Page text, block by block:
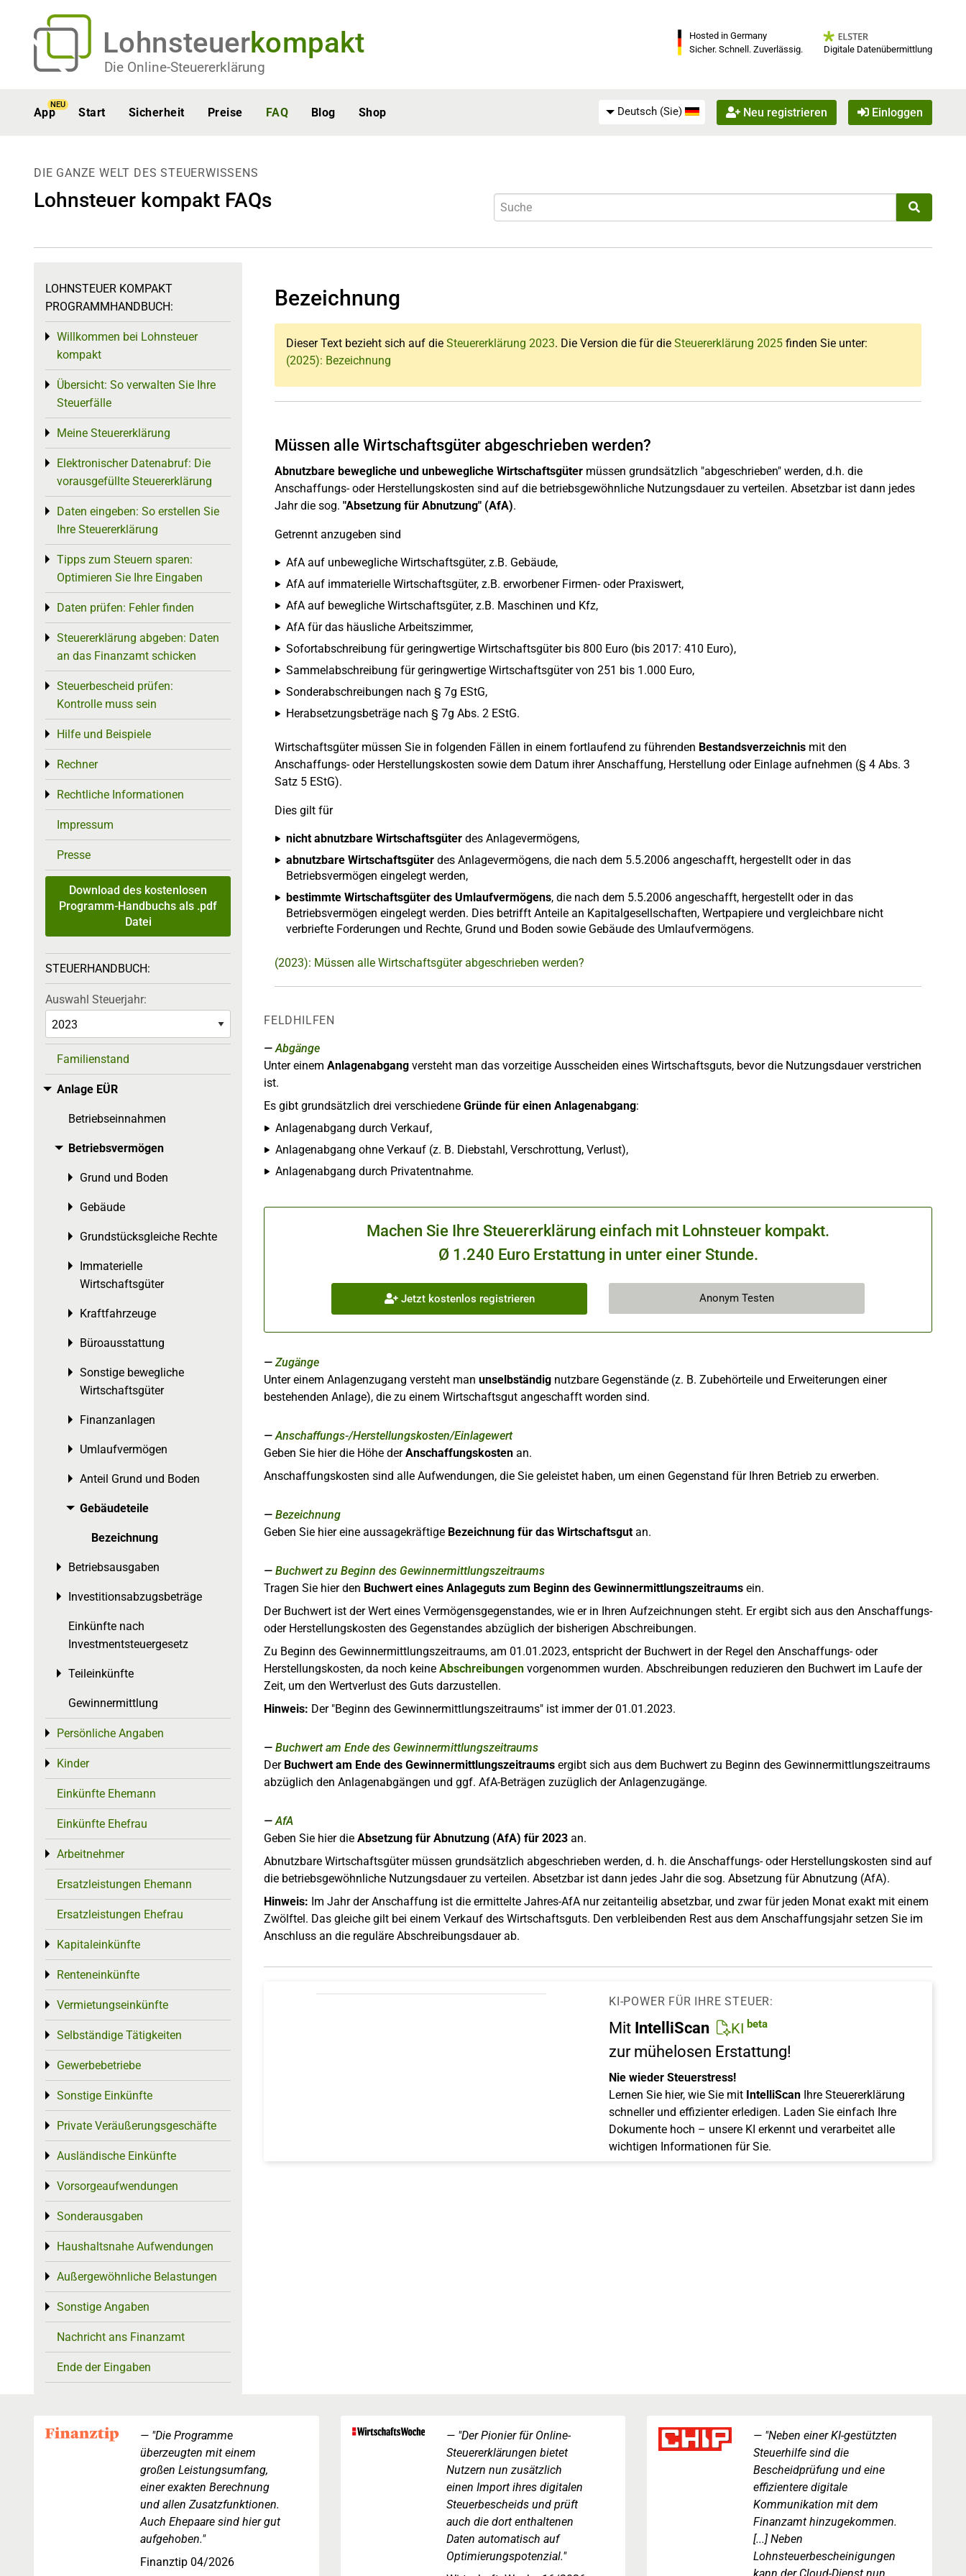
Lohnsteuerkompakt
Die Online-Steuererklärung
Hosted in Germany
Sicher. Schnell. Zuverlässig.
Digitale Datenübermittlung
App
NEU
Start Sicherheit Preise FAQ Blog Shop Deutsch (Sie) Neu registrieren Einloggen
DIE GANZE WELT DES STEUERWISSENS
Lohnsteuer kompakt FAQs
Bezeichnung
Dieser Text bezieht sich auf die Steuererklärung 2023. Die Version die für die Steuererklärung 2025 finden Sie unter:
(2025): Bezeichnung
Müssen alle Wirtschaftsgüter abgeschrieben werden?
Abnutzbare bewegliche und unbewegliche Wirtschaftsgüter müssen grundsätzlich "abgeschrieben" werden, d.h. die
Anschaffungs- oder Herstellungskosten sind auf die betriebsgewöhnliche Nutzungsdauer zu verteilen. Absetzbar ist dann jedes
Jahr die sog. "Absetzung für Abnutzung" (AfA).
Getrennt anzugeben sind
AfA auf unbewegliche Wirtschaftsgüter, z.B. Gebäude,
AfA auf immaterielle Wirtschaftsgüter, z.B. erworbener Firmen- oder Praxiswert,
AfA auf bewegliche Wirtschaftsgüter, z.B. Maschinen und Kfz,
AfA für das häusliche Arbeitszimmer,
Sofortabschreibung für geringwertige Wirtschaftsgüter bis 800 Euro (bis 2017: 410 Euro),
Sammelabschreibung für geringwertige Wirtschaftsgüter von 251 bis 1.000 Euro,
Sonderabschreibungen nach § 7g EStG,
Herabsetzungsbeträge nach § 7g Abs. 2 EStG.
Wirtschaftsgüter müssen Sie in folgenden Fällen in einem fortlaufend zu führenden Bestandsverzeichnis mit den
Anschaffungs- oder Herstellungskosten sowie dem Datum ihrer Anschaffung, Herstellung oder Einlage aufnehmen (§ 4 Abs. 3
Satz 5 EStG).
Dies gilt für
nicht abnutzbare Wirtschaftsgüter des Anlagevermögens,
abnutzbare Wirtschaftsgüter des Anlagevermögens, die nach dem 5.5.2006 angeschafft, hergestellt oder in das
Betriebsvermögen eingelegt werden,
bestimmte Wirtschaftsgüter des Umlaufvermögens, die nach dem 5.5.2006 angeschafft, hergestellt oder in das
Betriebsvermögen eingelegt werden. Dies betrifft Anteile an Kapitalgesellschaften, Wertpapiere und vergleichbare nicht
verbriefte Forderungen und Rechte, Grund und Boden sowie Gebäude des Umlaufvermögens.
(2023): Müssen alle Wirtschaftsgüter abgeschrieben werden?
FELDHILFEN
Abgänge
Unter einem Anlagenabgang versteht man das vorzeitige Ausscheiden eines Wirtschaftsguts, bevor die Nutzungsdauer verstrichen
ist.
Es gibt grundsätzlich drei verschiedene Gründe für einen Anlagenabgang:
Anlagenabgang durch Verkauf,
Anlagenabgang ohne Verkauf (z. B. Diebstahl, Verschrottung, Verlust),
Anlagenabgang durch Privatentnahme.
Machen Sie Ihre Steuererklärung einfach mit Lohnsteuer kompakt.
Ø 1.240 Euro Erstattung in unter einer Stunde.
Jetzt kostenlos registrieren Anonym Testen
Zugänge
Unter einem Anlagenzugang versteht man unselbständig nutzbare Gegenstände (z. B. Zubehörteile und Erweiterungen einer
bestehenden Anlage), die zu einem Wirtschaftsgut angeschafft worden sind.
Anschaffungs-/Herstellungskosten/Einlagewert
Geben Sie hier die Höhe derAnschaffungskosten an.
Anschaffungskosten sind alle Aufwendungen, die Sie geleistet haben, um einen Gegenstand für Ihren Betrieb zu erwerben.
Bezeichnung
Geben Sie hier eine aussagekräftige Bezeichnung für das Wirtschaftsgutan.
Buchwert zu Beginn des Gewinnermittlungszeitraums
Tragen Sie hier den Buchwert eines Anlageguts zum Beginn des Gewinnermittlungszeitraums ein.
Der Buchwert ist der Wert eines Vermögensgegenstandes, wie er in Ihren Aufzeichnungen steht. Er ergibt sich aus den Anschaffungs-
oder Herstellungskosten des Gegenstandes abzüglich der bisherigen Abschreibungen.
Zu Beginn des Gewinnermittlungszeitraums, am 01.01.2023, entspricht der Buchwert in der Regel den Anschaffungs- oder
Herstellungskosten, da noch keine Abschreibungen vorgenommen wurden. Abschreibungen reduzieren den Buchwert im Laufe der
Zeit, um den Wertverlust des Guts darzustellen.
Hinweis: Der "Beginn des Gewinnermittlungszeitraums" ist immer der 01.01.2023.
Buchwert am Ende des Gewinnermittlungszeitraums
Der Buchwert am Ende des Gewinnermittlungszeitraums ergibt sich aus dem Buchwert zu Beginn des Gewinnermittlungszeitraums
abzüglich den Anlagenabgängen und ggf. AfA-Beträgen zuzüglich der Anlagenzugänge.
AfA
Geben Sie hier die Absetzung für Abnutzung (AfA) für 2023 an.
Abnutzbare Wirtschaftsgüter müssen grundsätzlich abgeschrieben werden, d. h. die Anschaffungs- oder Herstellungskosten sind auf
die betriebsgewöhnliche Nutzungsdauer zu verteilen. Absetzbar ist dann jedes Jahr die sog. Absetzung für Abnutzung (AfA).
Hinweis: Im Jahr der Anschaffung ist die ermittelte Jahres-AfA nur zeitanteilig absetzbar, und zwar für jeden Monat exakt mit einem
Zwölftel. Das gleiche gilt bei einem Verkauf des Wirtschaftsguts. Den verbleibenden Rest aus dem Anschaffungsjahr setzen Sie im
Anschluss an die reguläre Abschreibungsdauer ab.
KI-POWER FÜR IHRE STEUER:
Mit IntelliScan KI beta
zur mühelosen Erstattung!
Nie wieder Steuerstress!
Lernen Sie hier, wie Sie mit IntelliScan Ihre Steuererklärung
schneller und effizienter erledigen. Laden Sie einfach Ihre
Dokumente hoch – unsere KI erkennt und verarbeitet alle
wichtigen Informationen für Sie.
LOHNSTEUER KOMPAKT
PROGRAMMHANDBUCH:
Willkommen bei Lohnsteuer
kompakt
Toggle menu
Übersicht: So verwalten Sie Ihre
Steuerfälle
Toggle menu
Meine Steuererklärung
Toggle menu
Elektronischer Datenabruf: Die
vorausgefüllte Steuererklärung
Toggle menu
Daten eingeben: So erstellen Sie
Ihre Steuererklärung
Toggle menu
Tipps zum Steuern sparen:
Optimieren Sie Ihre Eingaben
Toggle menu
Daten prüfen: Fehler finden
Toggle menu
Steuererklärung abgeben: Daten
an das Finanzamt schicken
Toggle menu
Steuerbescheid prüfen:
Kontrolle muss sein
Toggle menu
Hilfe und Beispiele
Toggle menu
Rechner
Toggle menu
Rechtliche Informationen
Toggle menu
Impressum
Presse
Download des kostenlosen
Programm-Handbuchs als .pdf
Datei
STEUERHANDBUCH:
Auswahl Steuerjahr:
Familienstand
Anlage EÜR
Toggle menu
Betriebseinnahmen
Betriebsvermögen
Toggle menu
Grund und Boden
Toggle menu
Gebäude
Toggle menu
Grundstücksgleiche Rechte
Toggle menu
Immaterielle
Wirtschaftsgüter
Toggle menu
Kraftfahrzeuge
Toggle menu
Büroausstattung
Toggle menu
Sonstige bewegliche
Wirtschaftsgüter
Toggle menu
Finanzanlagen
Toggle menu
Umlaufvermögen
Toggle menu
Anteil Grund und Boden
Toggle menu
Gebäudeteile
Toggle menu
Bezeichnung
Betriebsausgaben
Toggle menu
Investitionsabzugsbeträge
Toggle menu
Einkünfte nach
Investmentsteuergesetz
Teileinkünfte
Toggle menu
Gewinnermittlung
Persönliche Angaben
Toggle menu
Kinder
Toggle menu
Einkünfte Ehemann
Einkünfte Ehefrau
Arbeitnehmer
Toggle menu
Ersatzleistungen Ehemann
Ersatzleistungen Ehefrau
Kapitaleinkünfte
Toggle menu
Renteneinkünfte
Toggle menu
Vermietungseinkünfte
Toggle menu
Selbständige Tätigkeiten
Toggle menu
Gewerbebetriebe
Toggle menu
Sonstige Einkünfte
Toggle menu
Private Veräußerungsgeschäfte
Toggle menu
Ausländische Einkünfte
Toggle menu
Vorsorgeaufwendungen
Toggle menu
Sonderausgaben
Toggle menu
Haushaltsnahe Aufwendungen
Toggle menu
Außergewöhnliche Belastungen
Toggle menu
Sonstige Angaben
Toggle menu
Nachricht ans Finanzamt
Ende der Eingaben
"Die Programme
überzeugten mit einem
großen Leistungsumfang,
einer exakten Berechnung
und allen Zusatzfunktionen.
Auch Ehepaare sind hier gut
aufgehoben."
Finanztip 04/2026
"Der Pionier für Online-
Steuererklärungen bietet
Nutzern nun zusätzlich
einen Import ihres digitalen
Steuerbescheids und prüft
auch die dort enthaltenen
Daten automatisch auf
Optimierungspotenzial."
"Neben einer KI-gestützten
Steuerhilfe sind die
Bescheidprüfung und eine
effizientere digitale
Kommunikation mit dem
Finanzamt hinzugekommen.
[...] Neben
Lohnsteuerbescheinigungen